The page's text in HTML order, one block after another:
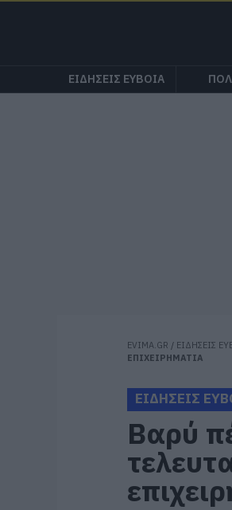
ΕΙΔΗΣΕΙΣ ΕΥΒΟΙΑ
EVIMA.GR / ΕΙΔΗΣΕΙΣ
ΕΠΙΧΕΙΡΗΜΑΤΙΑ
ΕΙΔΗΣΕΙΣ
Βαρύ